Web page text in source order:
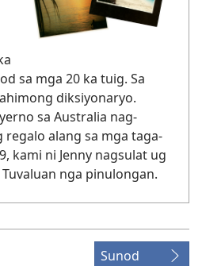
sa mga 20 ka tuig. Sa
diksiyonaryo.
sa Australia nag-
alang sa mga taga-
kami ni Jenny nagsulat ug
nga pinulongan.
Sunod